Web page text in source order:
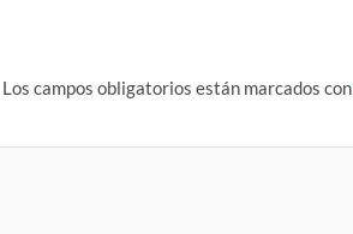
Los campos obligatorios están marcados con